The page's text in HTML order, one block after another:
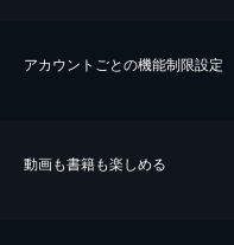
アカウントごとの機能制限設定
動画も書籍も楽しめる